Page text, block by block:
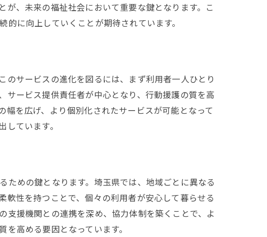
、未来の福祉社会において重要な鍵となります。こ
に向上していくことが期待されています。
サービスの進化を図るには、まず利用者一人ひとり
サービス提供責任者が中心となり、行動援護の質を高
を広げ、より個別化されたサービスが可能となって
ています。
めの鍵となります。埼玉県では、地域ごとに異なる
性を持つことで、個々の利用者が安心して暮らせる
援機関との連携を深め、協力体制を築くことで、よ
高める要因となっています。